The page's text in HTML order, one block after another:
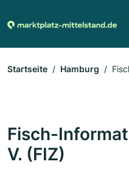
Startseite Hamburg
Fisch-
V. (FIZ)